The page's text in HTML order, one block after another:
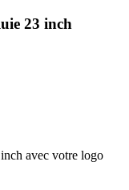
23 inch